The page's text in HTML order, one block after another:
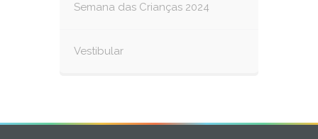
Semana das Crianças 2024
Vestibular